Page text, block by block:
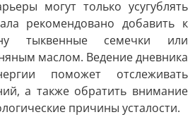
могут только усугублять
рекомендовано добавить к
тыквенные семечки или
маслом. Ведение дневника
поможет отслеживать
а также обратить внимание
причины усталости.